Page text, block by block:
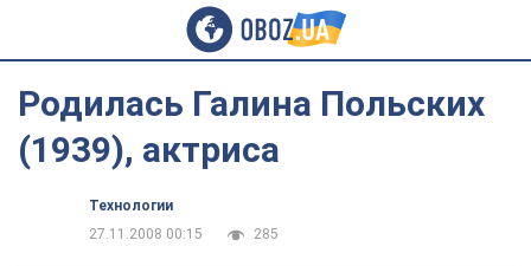
Родилась Галина Польских
(1939), актриса
Технологии
27.11.2008 00:15
285